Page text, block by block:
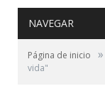
NAVEGAR
Página de inicio »
vida"